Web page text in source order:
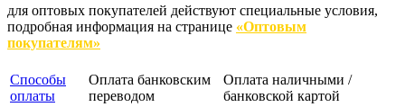
для оптовых покупателей действуют специальные условия,
подробная информация на странице «Оптовым
покупателям»
Способы
оплаты
Оплата банковским
переводом
Оплата наличными /
банковской картой